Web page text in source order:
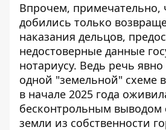
Впрочем, примечательно,
добились только
наказания дельцов,
недостоверные данные
нотариусу. Ведь речь
одной "земельной" схеме
в начале 2025 года
бесконтрольным выводом
земли из собственности